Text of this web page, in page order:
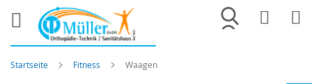
Merkliste
Startseite Fitness Waagen